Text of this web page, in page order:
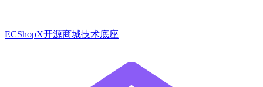
ECShopX开源商城技术底座